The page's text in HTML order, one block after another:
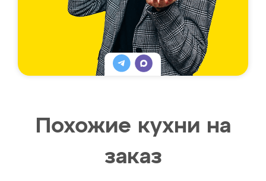
Похожие кухни на
заказ